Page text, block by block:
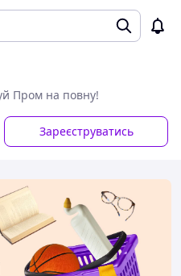
Пром на повну!
Зареєструватись